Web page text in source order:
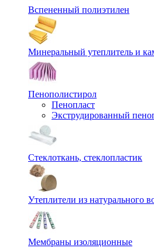
Вспененный полиэтилен
Минеральный утеплитель и
Пенополистирол
Пенопласт
Экструдированный
Стеклоткань, стеклопластик
Утеплители из натурального
Мембраны изоляционные